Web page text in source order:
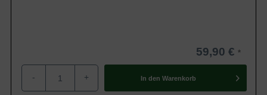
59,90 €
- + In den Warenkorb